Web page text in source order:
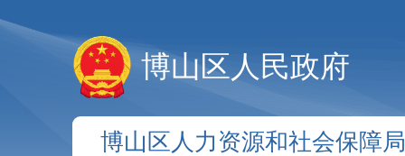
博山区人民政府
博山区人力资源和社会保障局